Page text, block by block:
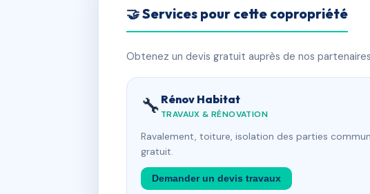
🤝 Services pour cette copropriété
Obtenez un devis gratuit auprès de nos
🔧 Rénov Habitat
TRAVAUX & RÉNOVATION
Ravalement, toiture, isolation des parties
gratuit.
Demander un devis travaux